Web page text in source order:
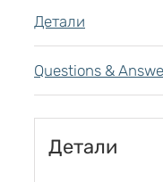
Детали
Questions &
Детали